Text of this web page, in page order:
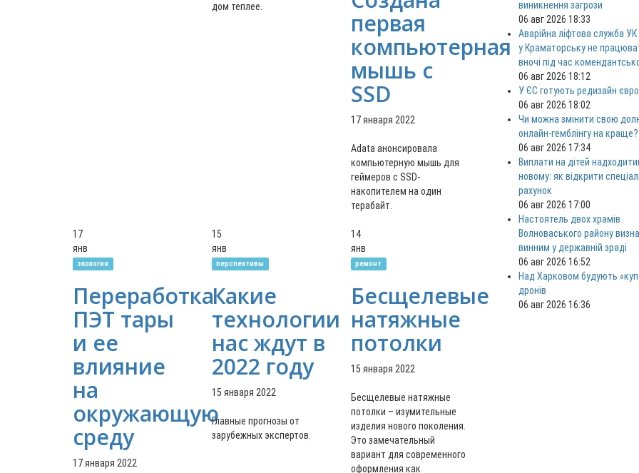
дом теплее.
первая
компьютерная
мышь с
SSD
17 января 2022
Adata анонсировала
компьютерную мышь для
геймеров с SSD-
накопителем на один
терабайт.
17
янв
экология
Переработка
ПЭТ тары
и ее
влияние
на
окружающую
среду
17 января 2022
15
янв
перспективы
Какие
технологии
нас ждут в
2022 году
15 января 2022
Главные прогнозы от
зарубежных экспертов.
14
янв
ремонт
Бесщелевые
натяжные
потолки
15 января 2022
Бесщелевые натяжные
потолки – изумительные
изделия нового поколения.
Это замечательный
вариант для современного
оформления как
виникнення загрози
06 авг 2026 18:33
Аварійна ліфтова служба УК
у Краматорську не
вночі під час
06 авг 2026 18:12
У ЄС готують редизайн євро
06 авг 2026 18:02
Чи можна змінити свою
онлайн-гемблінгу на краще?
06 авг 2026 17:34
Виплати на дітей
новому: як відкрити
рахунок
06 авг 2026 17:00
Настоятель двох храмів
Волноваського району
винним у державній зраді
06 авг 2026 16:52
Над Харковом будують
дронів
06 авг 2026 16:36